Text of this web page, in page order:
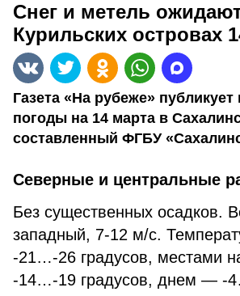
Снег и метель
Курильских островах
Газета «На рубеже» публикует
погоды на 14 марта в
составленный ФГБУ
Северные и центральные
Без существенных осадков.
западный, 7-12 м/с.
-21…-26 градусов, местами
-14…-19 градусов, днем — -